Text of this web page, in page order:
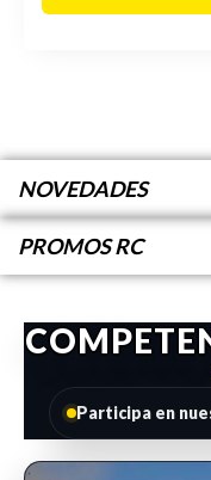
NOVEDADES
PROMOS RC
Participa en